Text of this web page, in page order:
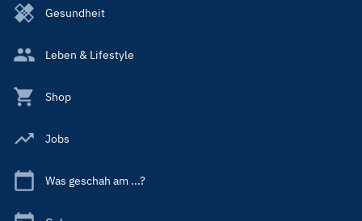
Gesundheit
Leben & Lifestyle
Shop
Jobs
Was geschah am ...?